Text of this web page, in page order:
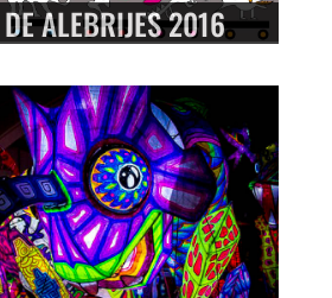
ALEBRIJES 2016